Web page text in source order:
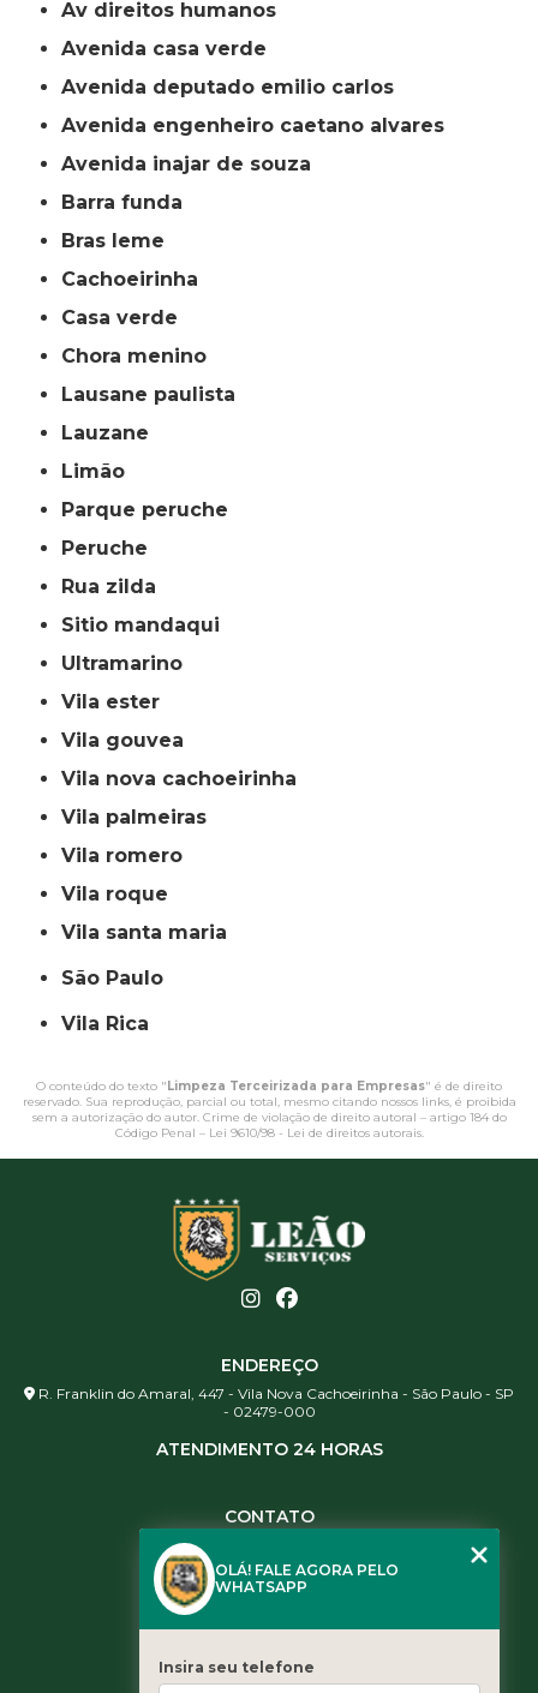
av direitos humanos
avenida casa verde
avenida deputado emilio carlos
avenida engenheiro caetano alvares
avenida inajar de souza
barra funda
bras leme
cachoeirinha
casa verde
chora menino
lausane paulista
lauzane
limão
parque peruche
peruche
rua zilda
sitio mandaqui
ultramarino
vila ester
vila gouvea
vila nova cachoeirinha
vila palmeiras
vila romero
vila roque
vila santa maria
São Paulo
Vila Rica
O conteúdo do texto " Limpeza Terceirizada para Empresas" é de direito
reservado. Sua reprodução, parcial ou total, mesmo citando nossos links, é proibida
sem a autorização do autor. Crime de violação de direito autoral – artigo 184 do
Código Penal – Lei 9610/98 - Lei de direitos autorais.
ENDEREÇO
R. Franklin do Amaral, 447 - Vila Nova Cachoeirinha - São Paulo - SP
- 02479-000
ATENDIMENTO 24 HORAS
CONTATO
(11) 3461-5871
contato@leaoservicos.com.br
OLÁ! FALE AGORA PELO
WHATSAPP
Insira seu telefone